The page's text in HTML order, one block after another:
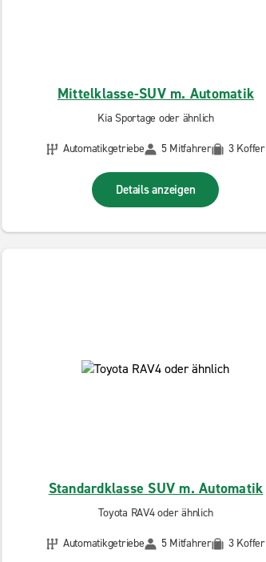
Mittelklasse-SUV m. Automatik
Kia Sportage oder ähnlich
Automatikgetriebe
5 Mitfahrer 3 Koffer
Details anzeigen
Standardklasse SUV m. Automatik
Toyota RAV4 oder ähnlich
Automatikgetriebe
5 Mitfahrer 3 Koffer